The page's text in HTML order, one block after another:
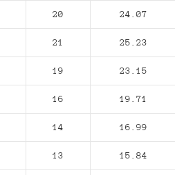
20 24.07
21 25.23
19 23.15
16 19.71
14 16.99
13 15.84